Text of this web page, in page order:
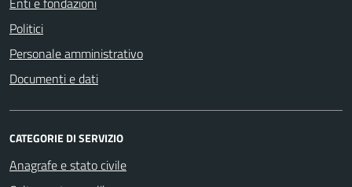
Politici
Personale amministrativo
Documenti e dati
CATEGORIE DI SERVIZIO
Anagrafe e stato civile